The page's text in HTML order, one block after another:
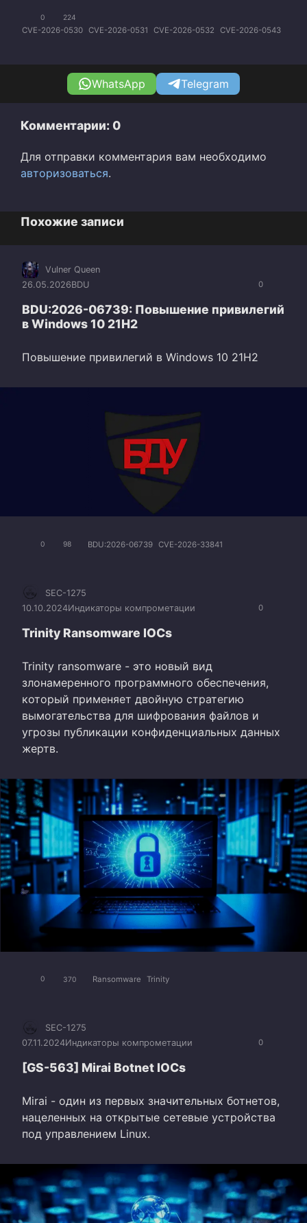
0 224
CVE-2026-0530 CVE-2026-0531 CVE-2026-0532 CVE-2026-0543
WhatsApp Telegram
Комментарии: 0
Для отправки комментария вам необходимо
авторизоваться.
Похожие записи
0
Vulner Queen
26.05.2026BDU
BDU:2026-06739: Повышение привилегий
в Windows 10 21H2
Повышение привилегий в Windows 10 21H2
0 98 BDU:2026-06739 CVE-2026-33841
0
SEC-1275
10.10.2024Индикаторы компрометации
Trinity Ransomware IOCs
Trinity ransomware - это новый вид
злонамеренного программного обеспечения,
который применяет двойную стратегию
вымогательства для шифрования файлов и
угрозы публикации конфиденциальных данных
жертв.
0 370 Ransomware Trinity
0
SEC-1275
07.11.2024Индикаторы компрометации
[GS-563] Mirai Botnet IOCs
Mirai - один из первых значительных ботнетов,
нацеленных на открытые сетевые устройства
под управлением Linux.